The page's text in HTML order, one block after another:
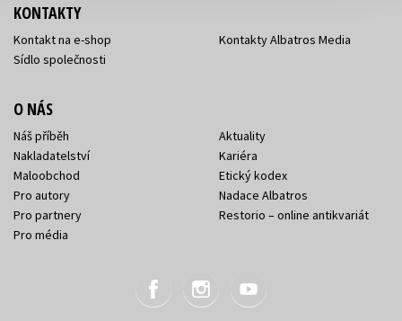
KONTAKTY
Kontakt na e-shop
Sídlo společnosti
Kontakty Albatros Media
O NÁS
Náš příběh
Nakladatelství
Maloobchod
Pro autory
Pro partnery
Pro média
Aktuality
Kariéra
Etický kodex
Nadace Albatros
Restorio – online antikvariát